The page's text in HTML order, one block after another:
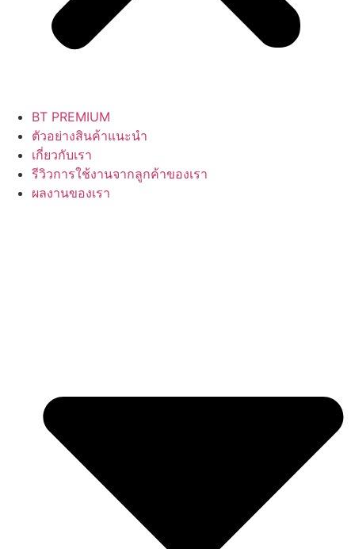
BT PREMIUM
ตัวอย่างสินค้าแนะนำ
เกี่ยวกับเรา
รีวิวการใช้งานจากลูกค้าของเรา
ผลงานของเรา